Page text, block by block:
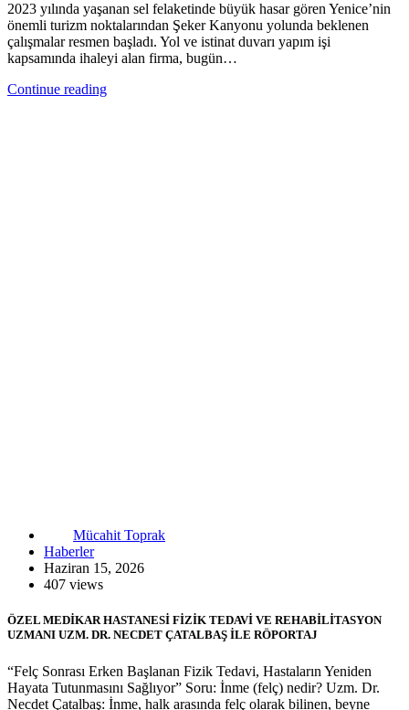
2023 yılında yaşanan sel felaketinde büyük hasar gören Yenice’nin
önemli turizm noktalarından Şeker Kanyonu yolunda beklenen
çalışmalar resmen başladı. Yol ve istinat duvarı yapım işi
kapsamında ihaleyi alan firma, bugün…
Continue reading
Mücahit Toprak
Haberler
Haziran 15, 2026
407 views
ÖZEL MEDİKAR HASTANESİ FİZİK TEDAVİ VE REHABİLİTASYON
UZMANI UZM. DR. NECDET ÇATALBAŞ İLE RÖPORTAJ
“Felç Sonrası Erken Başlanan Fizik Tedavi, Hastaların Yeniden
Hayata Tutunmasını Sağlıyor” Soru: İnme (felç) nedir? Uzm. Dr.
Necdet Çatalbaş: İnme, halk arasında felç olarak bilinen, beyne